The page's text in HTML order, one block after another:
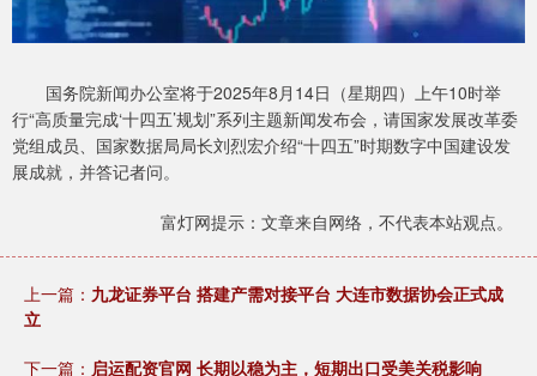
国务院新闻办公室将于2025年8月14日（星期四）上午10时举
行“高质量完成‘十四五’规划”系列主题新闻发布会，请国家发展改革委
党组成员、国家数据局局长刘烈宏介绍“十四五”时期数字中国建设发
展成就，并答记者问。
富灯网提示：文章来自网络，不代表本站观点。
上一篇： 九龙证券平台 搭建产需对接平台 大连市数据协会正式成
立
下一篇： 启运配资官网 长期以稳为主，短期出口受美关税影响